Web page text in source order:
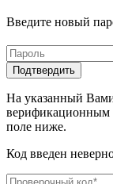
Введите новый
На указанный
верификационным
поле ниже.
Код введен